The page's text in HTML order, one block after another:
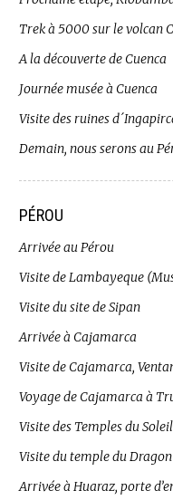
Trek à 5000 sur le volcan
A la découverte de Cuenca
Journée musée à Cuenca
Visite des ruines
Demain, nous serons au
PÉROU
Arrivée au Pérou
Visite de Lambayeque
Visite du site de Sipan
Arrivée à Cajamarca
Visite de Cajamarca,
Voyage de Cajamarca à
Visite des Temples du
Visite du temple du
Arrivée à Huaraz, porte